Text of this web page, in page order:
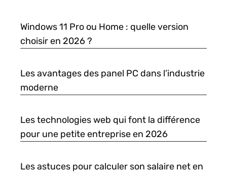
Windows 11 Pro ou Home : quelle version
choisir en 2026 ?
Les avantages des panel PC dans l’industrie
moderne
Les technologies web qui font la différence
pour une petite entreprise en 2026
Les astuces pour calculer son salaire net en